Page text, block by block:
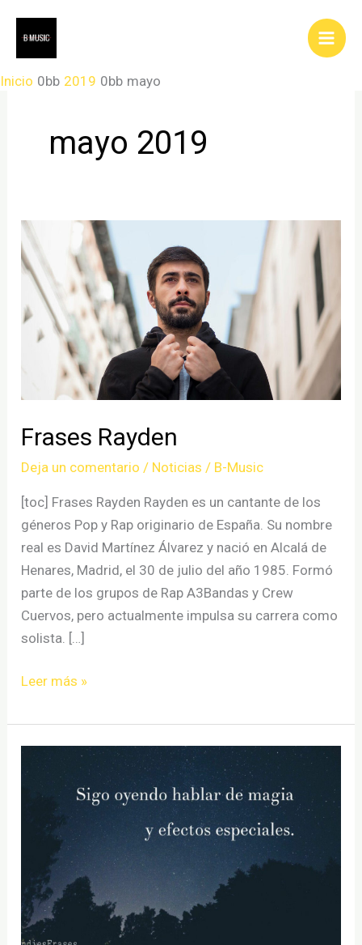
contenido
Inicio
2019 mayo
mayo 2019
Frases Rayden
Deja un comentario / Noticias / B-Music
[toc] Frases Rayden Rayden es un cantante de los
géneros Pop y Rap originario de España. Su nombre
real es David Martínez Álvarez y nació en Alcalá de
Henares, Madrid, el 30 de julio del año 1985. Formó
parte de los grupos de Rap A3Bandas y Crew
Cuervos, pero actualmente impulsa su carrera como
solista. […]
Frases
Leer más »